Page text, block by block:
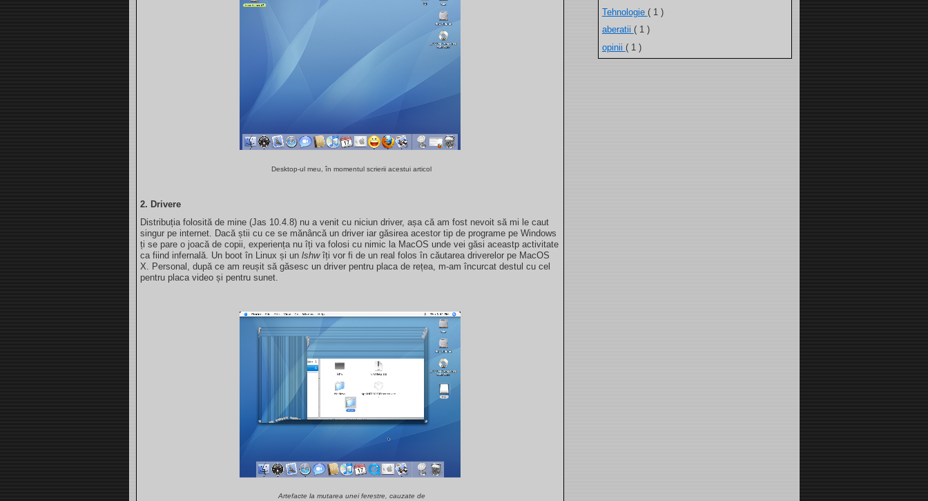
Desktop-ul meu, în momentul scrierii acestui articol
2. Drivere
Distribuția folosită de mine (Jas 10.4.8) nu a venit cu niciun driver, așa că am fost nevoit să mi le caut
singur pe internet. Dacă știi cu ce se mănâncă un driver iar găsirea acestor tip de programe pe Windows
ți se pare o joacă de copii, experiența nu îți va folosi cu nimic la MacOS unde vei găsi aceastp activitate
ca fiind infernală. Un boot în Linux și unlshwîți vor fi de un real folos în căutarea driverelor pe MacOS
X. Personal, după ce am reușit să găsesc un driver pentru placa de rețea, m-am încurcat destul cu cel
pentru placa video și pentru sunet.
Artefacte la mutarea unei ferestre, cauzate de
Tehnologie ( 1 )
aberatii ( 1 )
opinii ( 1 )